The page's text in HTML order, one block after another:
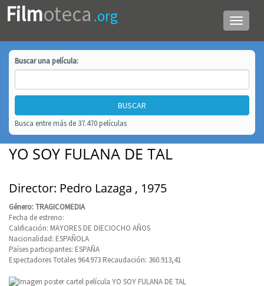
Menú
de
Filmoteca .org
Buscar unapelícula:
Busca entre más de 37.470 películas
YO SOY FULANA DE TAL
Director: Pedro Lazaga , 1975
Género: TRAGICOMEDIA
Fecha de estreno:
Calificación: MAYORES DE DIECIOCHO AÑOS
Nacionalidad: ESPAÑOLA
Países participantes: ESPAÑA
Espectadores Totales 964.973 Recaudación: 360.913,41